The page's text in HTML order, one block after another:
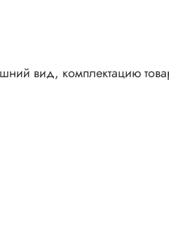
вид, комплектацию